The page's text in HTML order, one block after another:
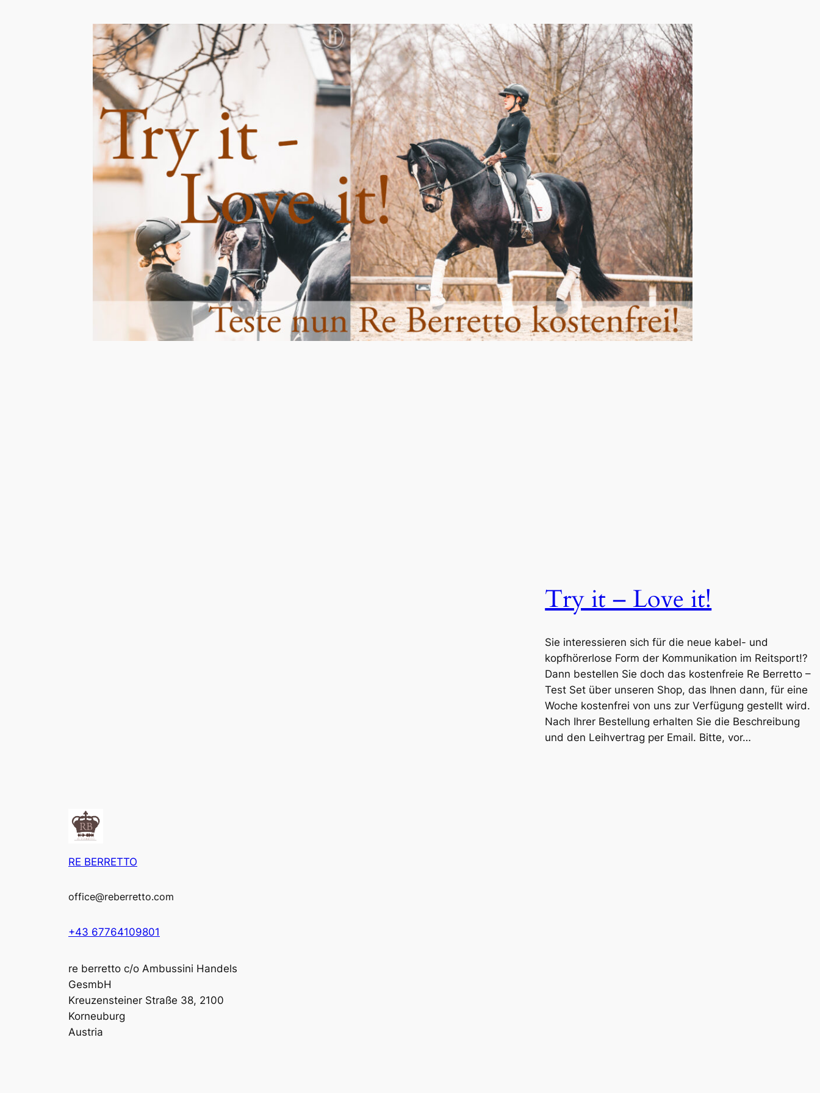
Try it – Love it!
Sie interessieren sich für die neue kabel- und
kopfhörerlose Form der Kommunikation im Reitsport!?
Dann bestellen Sie doch das kostenfreie Re Berretto –
Test Set über unseren Shop, das Ihnen dann, für eine
Woche kostenfrei von uns zur Verfügung gestellt wird.
Nach Ihrer Bestellung erhalten Sie die Beschreibung
und den Leihvertrag per Email. Bitte, vor…
RE BERRETTO
office@reberretto.com
+43 67764109801
re berretto c/o Ambussini Handels
GesmbH
Kreuzensteiner Straße 38, 2100
Korneuburg
Austria